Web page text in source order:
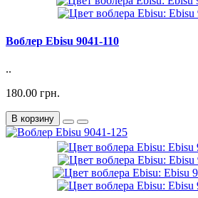
Воблер Ebisu 9041-110
..
180.00 грн.
В корзину